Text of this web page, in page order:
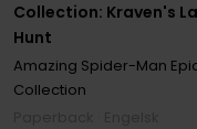
Collection: Kraven's
Hunt
Amazing Spider-Man
Collection